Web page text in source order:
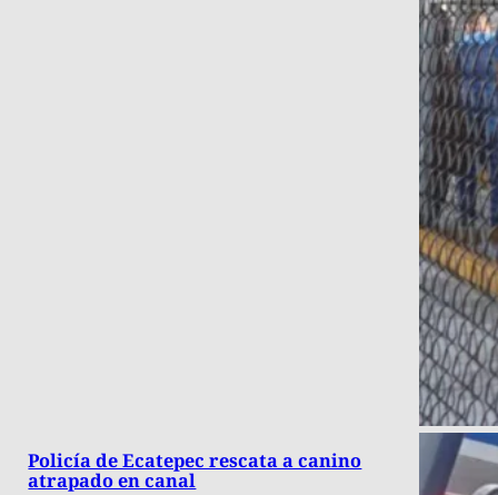
Policía de Ecatepec rescata a canino
atrapado en canal